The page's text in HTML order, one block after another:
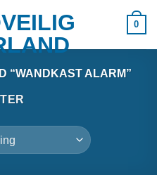
0
“WANDKAST ALARM”